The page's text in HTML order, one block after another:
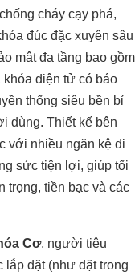
cháy cạy phá,
đúc đặc xuyên sâu
mật đa tầng bao gồm
khóa điện tử có báo
thống siêu bền bỉ
dùng. Thiết kế bên
với nhiều ngăn kệ di
sức tiện lợi, giúp tối
trọng, tiền bạc và các
Cơ, người tiêu
đặt (như đặt trong